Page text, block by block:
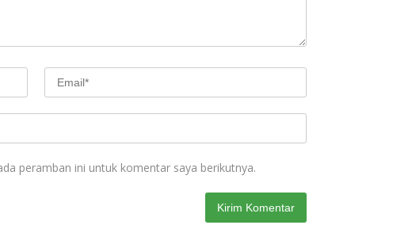
peramban ini untuk komentar saya berikutnya.